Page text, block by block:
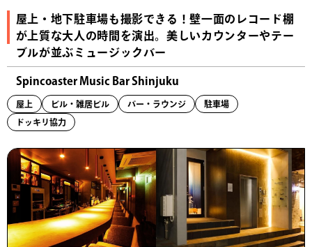
屋上・地下駐車場も撮影できる！壁一面のレコード棚
が上質な大人の時間を演出。美しいカウンターやテー
ブルが並ぶミュージックバー
Spincoaster Music Bar Shinjuku
屋上 ビル・雑居ビル バー・ラウンジ 駐車場
ドッキリ協力